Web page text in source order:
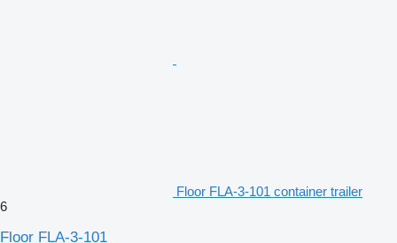
Floor FLA-3-101 container trailer
6
Floor FLA-3-101